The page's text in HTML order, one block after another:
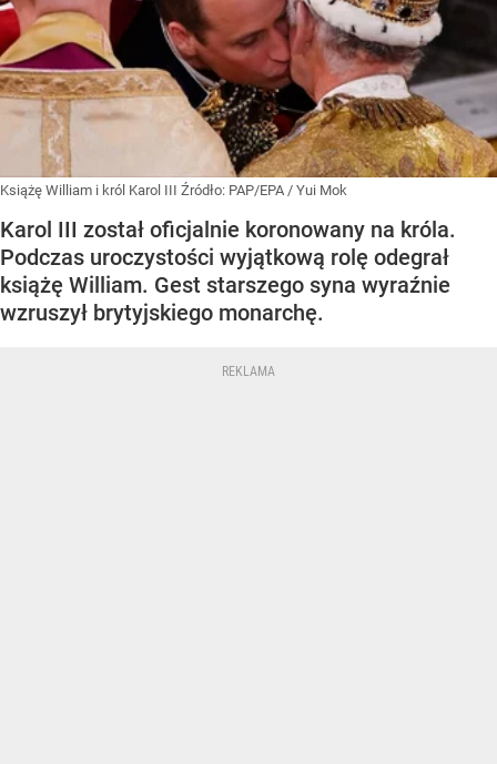
Książę William i król Karol III Źródło: PAP/EPA / Yui Mok
Karol III został oficjalnie koronowany na króla.
Podczas uroczystości wyjątkową rolę odegrał
książę William. Gest starszego syna wyraźnie
wzruszył brytyjskiego monarchę.